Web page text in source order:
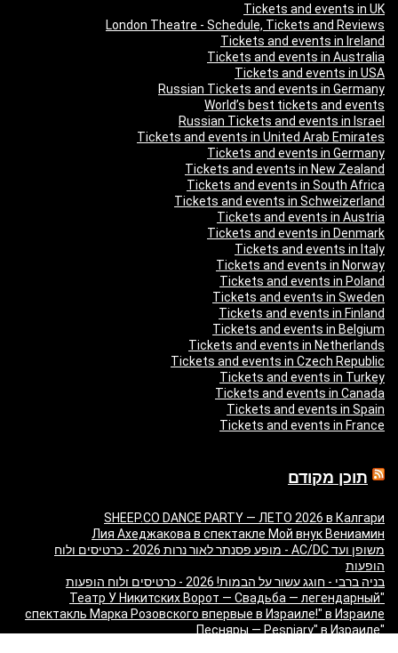
Tickets and events in UK
London Theatre - Schedule, Tickets and Reviews
Tickets and events in Ireland
Tickets and events in Australia
Tickets and events in USA
Russian Tickets and events in Germany
World’s best tickets and events
Russian Tickets and events in Israel
Tickets and events in United Arab Emirates
Tickets and events in Germany
Tickets and events in New Zealand
Tickets and events in South Africa
Tickets and events in Schweizerland
Tickets and events in Austria
Tickets and events in Denmark
Tickets and events in Italy
Tickets and events in Norway
Tickets and events in Poland
Tickets and events in Sweden
Tickets and events in Finland
Tickets and events in Belgium
Tickets and events in Netherlands
Tickets and events in Czech Republic
Tickets and events in Turkey
Tickets and events in Canada
Tickets and events in Spain
Tickets and events in France
תוכן מקודם
SHEEP.CO DANCE PARTY — ЛЕТО 2026 в Калгари
Лия Ахеджакова в спектакле Мой внук Вениамин
משופן ועד AC/DC - מופע פסנתר לאור נרות 2026 - כרטיסים ולוח
הופעות
בניה ברבי - חוגג עשור על הבמות! 2026 - כרטיסים ולוח הופעות
"Театр У Никитских Ворот — Свадьба — легендарный
спектакль Марка Розовского впервые в Израиле!" в Израиле
"Песняры — Pesniary" в Израиле